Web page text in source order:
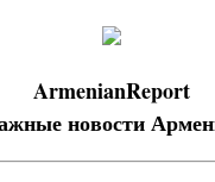
ArmenianReport
новости